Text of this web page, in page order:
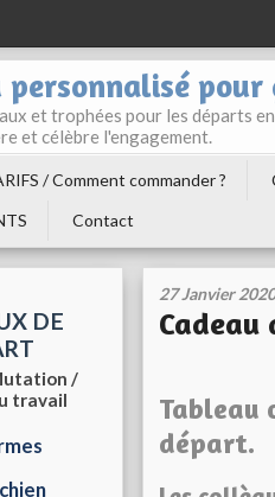
personnalisé
et trophées pour les départs
et célèbre l'engagement.
/ Comment commander ?
Contact
DE
/
travail
27 Janvier 2020
Tableau
départ.